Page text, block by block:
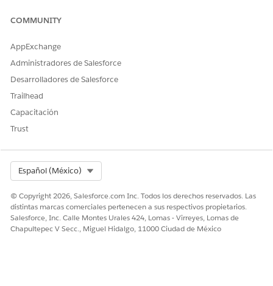
COMMUNITY
AppExchange
Administradores de Salesforce
Desarrolladores de Salesforce
Trailhead
Capacitación
Trust
Español (México)
© Copyright 2026, Salesforce.com Inc. Todos los derechos reservados. Las
distintas marcas comerciales pertenecen a sus respectivos propietarios.
Salesforce, Inc. Calle Montes Urales 424, Lomas - Virreyes, Lomas de
Chapultepec V Secc., Miguel Hidalgo, 11000 Ciudad de México